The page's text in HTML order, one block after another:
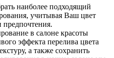
наиболее подходящий
учитывая Ваш цвет
предпочтения.
в салоне красоты
эффекта перелива цвета
а также сохранить